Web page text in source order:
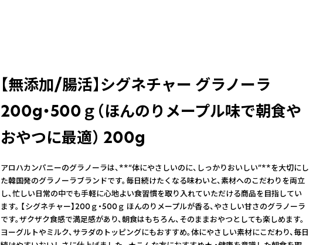
【無添加/腸活】シグネチャー グラノーラ
200g・500ｇ（ほんのりメープル味で朝食や
おやつに最適） 200g
アロハカンパニーのグラノーラは、**“体にやさしいのに、しっかりおいしい”**を大切にし
た韓国発のグラノーラブランドです。毎日続けたくなる味わいと、素材へのこだわりを両立
し、忙しい日常の中でも手軽に心地よい食習慣を取り入れていただける商品を目指してい
ます。 【シグネチャー】200ｇ・500ｇ ほんのりメープルが香る、やさしい甘さのグラノーラ
です。ザクザク食感で満足感があり、朝食はもちろん、そのままおやつとしても楽しめます。
ヨーグルトやミルク、サラダのトッピングにもおすすめ。体にやさしい素材にこだわり、毎日